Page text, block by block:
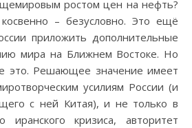
ростом цен на нефть?
– безусловно. Это ещё
приложить дополнительные
мира на Ближнем Востоке. Но
это. Решающее значение имеет
усилиям России (и
с ней Китая), и не только в
иранского кризиса, авторитет